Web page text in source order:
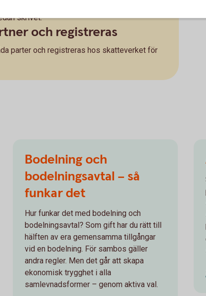
innan äktenskapet ingås, men det går
skrivet.
och registreras
parter och registreras hos skatteverket för
Bodelning och
bodelningsavtal – så
funkar det
Hur funkar det med bodelning och
bodelningsavtal? Som gift har du rätt till
hälften av era gemensamma tillgångar
vid en bodelning. För sambos gäller
andra regler. Men det går att skapa
ekonomisk trygghet i alla
samlevnadsformer – genom aktiva val.